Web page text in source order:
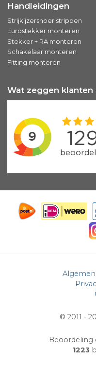
Handleidingen
Strijkijzersnoer strippen
Eurostekker monteren
Stekker + RA monteren
Schakelaar monteren
Fitting monteren
Wat zeggen klanten
© 2011 -
Beoordeling
1223